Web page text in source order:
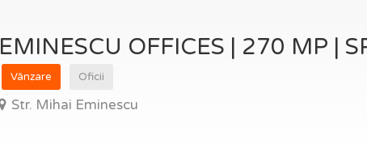
EMINESCU OFFICES | 270 MP |
Vânzare Oficii
Str. Mihai Eminescu